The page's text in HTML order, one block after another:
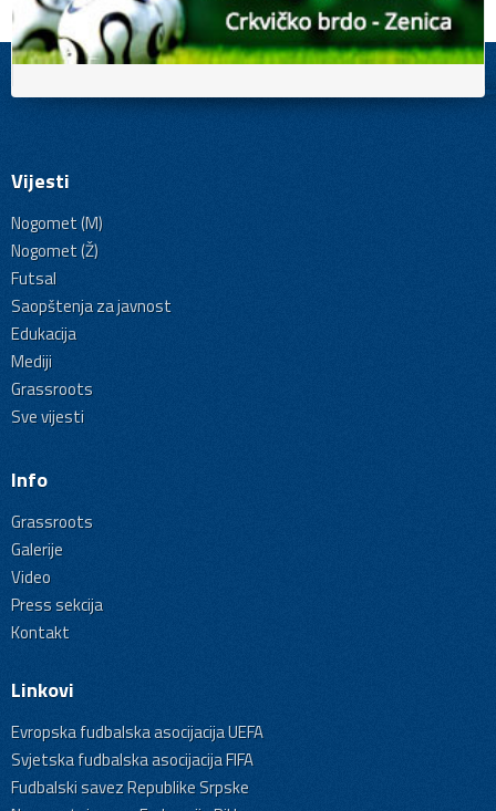
Vijesti
Nogomet (M)
Nogomet (Ž)
Futsal
Saopštenja za javnost
Edukacija
Mediji
Grassroots
Sve vijesti
Info
Grassroots
Galerije
Video
Press sekcija
Kontakt
Linkovi
Evropska fudbalska asocijacija UEFA
Svjetska fudbalska asocijacija FIFA
Fudbalski savez Republike Srpske